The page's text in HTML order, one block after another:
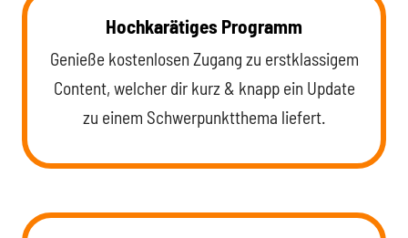
Hochkarätiges Programm
Genieße kostenlosen Zugang zu erstklassigem
Content, welcher dir kurz & knapp ein Update
zu einem Schwerpunktthema liefert.